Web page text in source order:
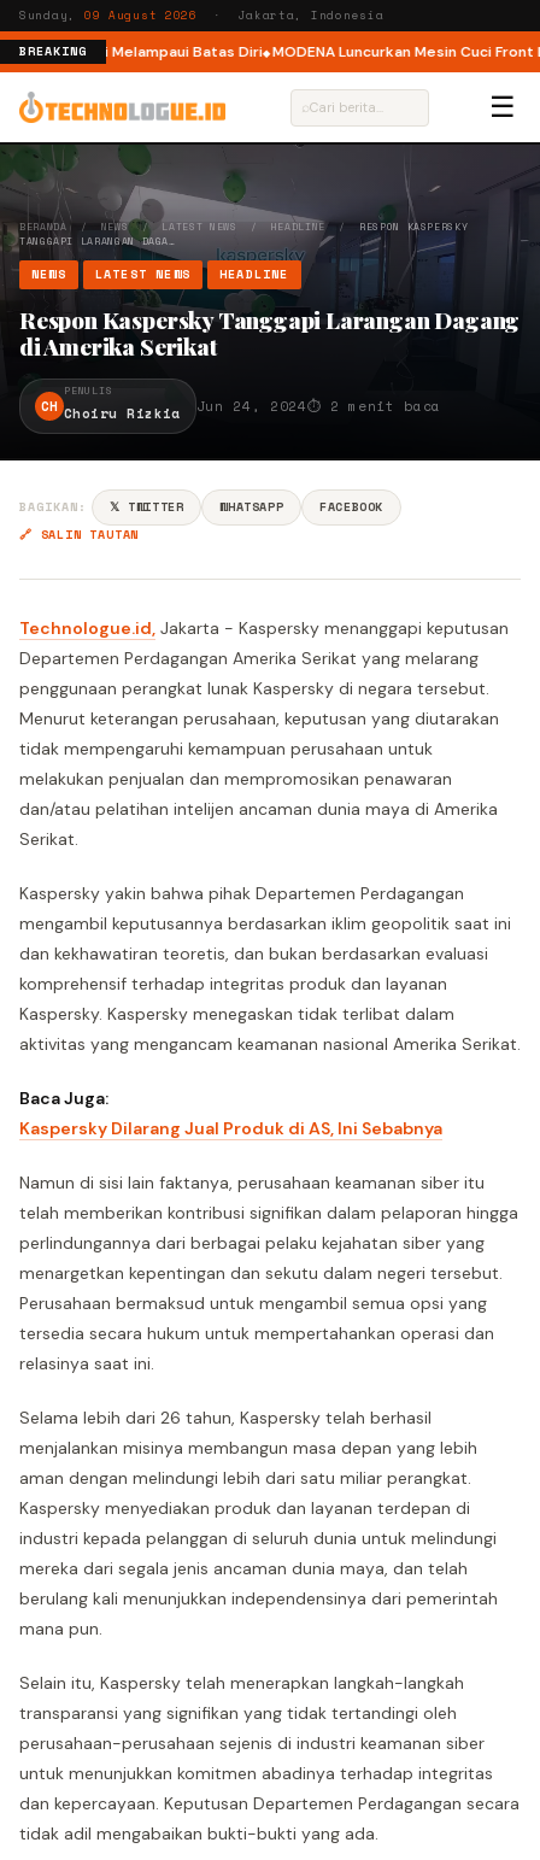
Sunday, 09 August 2026 · Jakarta, Indonesia
BREAKING
Ajak Pelari Melampaui Batas Diri MODENA Luncurkan Mesin Cuci Front
⌕ ☰
BERANDA / NEWS/ LATEST NEWS / HEADLINE / RESPON KASPERSKY
TANGGAPI LARANGAN DAGA…
NEWS LATEST NEWS HEADLINE
Respon Kaspersky Tanggapi Larangan Dagang
di Amerika Serikat
CH
PENULIS
Choiru Rizkia Jun 24, 2024⏱ 2 menit baca
BAGIKAN: 𝕏 TWITTER WHATSAPP
FACEBOOK
🔗 SALIN TAUTAN
Technologue.id, Jakarta - Kaspersky menanggapi keputusan
Departemen Perdagangan Amerika Serikat yang melarang
penggunaan perangkat lunak Kaspersky di negara tersebut.
Menurut keterangan perusahaan, keputusan yang diutarakan
tidak mempengaruhi kemampuan perusahaan untuk
melakukan penjualan dan mempromosikan penawaran
dan/atau pelatihan intelijen ancaman dunia maya di Amerika
Serikat.
Kaspersky yakin bahwa pihak Departemen Perdagangan
mengambil keputusannya berdasarkan iklim geopolitik saat ini
dan kekhawatiran teoretis, dan bukan berdasarkan evaluasi
komprehensif terhadap integritas produk dan layanan
Kaspersky. Kaspersky menegaskan tidak terlibat dalam
aktivitas yang mengancam keamanan nasional Amerika Serikat.
Baca Juga:
Kaspersky Dilarang Jual Produk di AS, Ini Sebabnya
Namun di sisi lain faktanya, perusahaan keamanan siber itu
telah memberikan kontribusi signifikan dalam pelaporan hingga
perlindungannya dari berbagai pelaku kejahatan siber yang
menargetkan kepentingan dan sekutu dalam negeri tersebut.
Perusahaan bermaksud untuk mengambil semua opsi yang
tersedia secara hukum untuk mempertahankan operasi dan
relasinya saat ini.
Selama lebih dari 26 tahun, Kaspersky telah berhasil
menjalankan misinya membangun masa depan yang lebih
aman dengan melindungi lebih dari satu miliar perangkat.
Kaspersky menyediakan produk dan layanan terdepan di
industri kepada pelanggan di seluruh dunia untuk melindungi
mereka dari segala jenis ancaman dunia maya, dan telah
berulang kali menunjukkan independensinya dari pemerintah
mana pun.
Selain itu, Kaspersky telah menerapkan langkah-langkah
transparansi yang signifikan yang tidak tertandingi oleh
perusahaan-perusahaan sejenis di industri keamanan siber
untuk menunjukkan komitmen abadinya terhadap integritas
dan kepercayaan. Keputusan Departemen Perdagangan secara
tidak adil mengabaikan bukti-bukti yang ada.